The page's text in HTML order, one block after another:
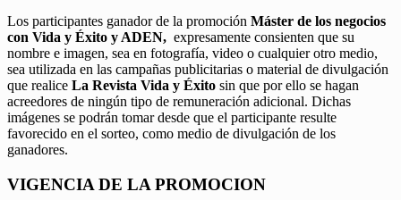
Los participantes ganador de la promoción Máster de los negocios
con Vida y Éxito y ADEN, expresamente consienten que su
nombre e imagen, sea en fotografía, video o cualquier otro medio,
sea utilizada en las campañas publicitarias o material de divulgación
que realice La Revista Vida y Éxito sin que por ello se hagan
acreedores de ningún tipo de remuneración adicional. Dichas
imágenes se podrán tomar desde que el participante resulte
favorecido en el sorteo, como medio de divulgación de los
ganadores.
VIGENCIA DE LA PROMOCION